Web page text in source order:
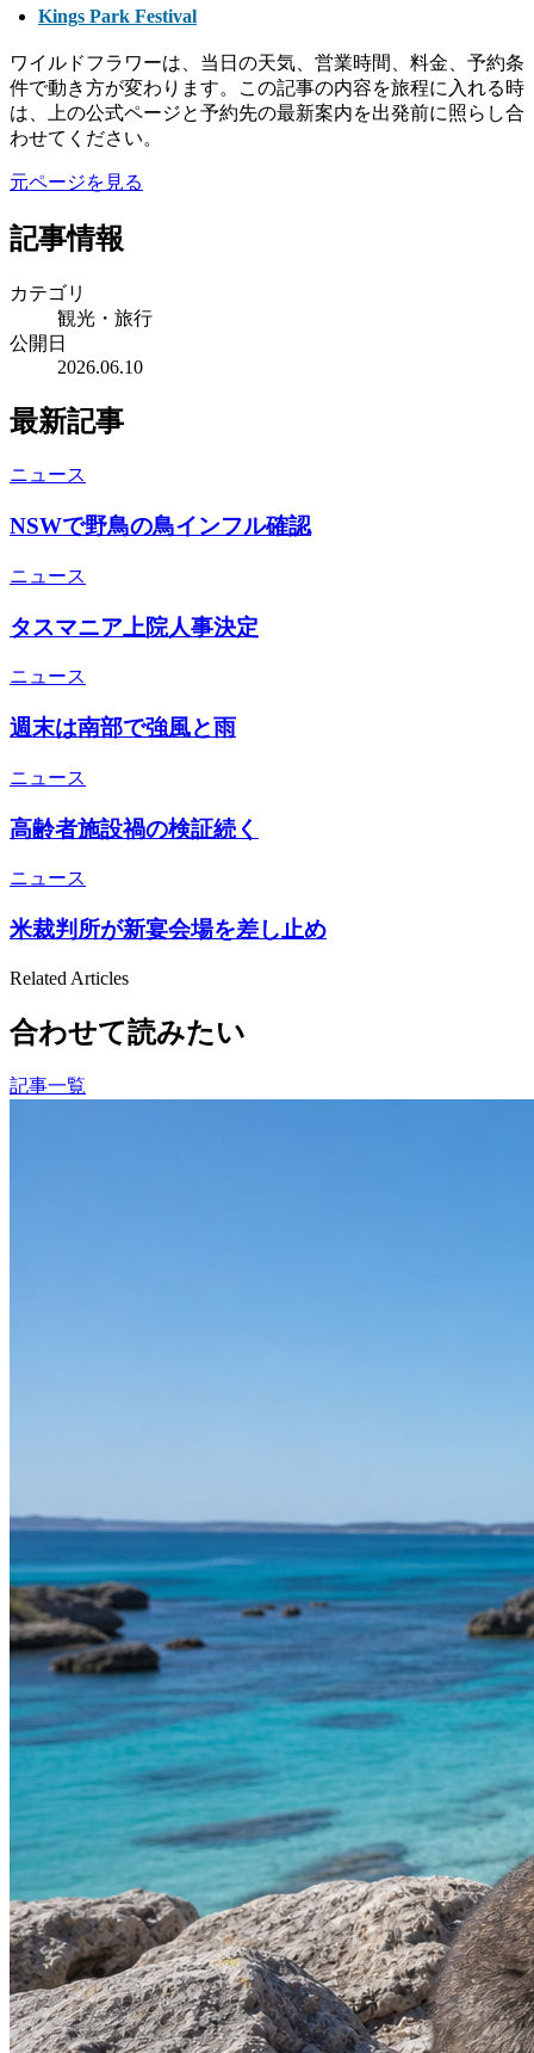
Kings Park Festival
ワイルドフラワーは、当日の天気、営業時間、料金、予約条
件で動き方が変わります。この記事の内容を旅程に入れる時
は、上の公式ページと予約先の最新案内を出発前に照らし合
わせてください。
元ページを見る
記事情報
カテゴリ
観光・旅行
公開日
2026.06.10
最新記事
ニュース
NSWで野鳥の鳥インフル確認
ニュース
タスマニア上院人事決定
ニュース
週末は南部で強風と雨
ニュース
高齢者施設禍の検証続く
ニュース
米裁判所が新宴会場を差し止め
Related Articles
合わせて読みたい
記事一覧